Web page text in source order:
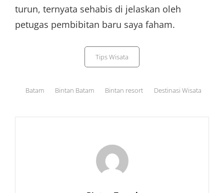
turun, ternyata sehabis di jelaskan oleh
petugas pembibitan baru saya faham.
Categories
Tips Wisata
Tags,
Batam Bintan Batam Bintan resort Destinasi Wisata